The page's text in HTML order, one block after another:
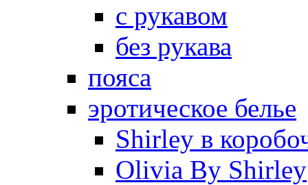
с рукавом
без рукава
пояса
эротическое белье
Shirley в
Olivia By Shirley